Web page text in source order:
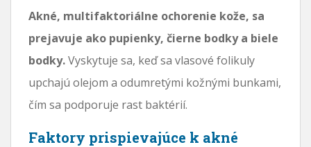
Akné, multifaktoriálne ochorenie kože, sa
prejavuje ako pupienky, čierne bodky a biele
bodky.Vyskytuje sa, keď sa vlasové folikuly
upchajú olejom a odumretými kožnými bunkami,
čím sa podporuje rast baktérií.
Faktory prispievajúce k akné